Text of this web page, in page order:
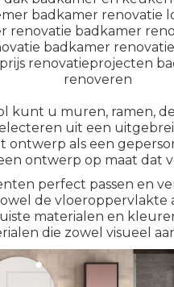
kunt u muren, ramen,
uit een
als een
ontwerp op maat dat
perfect passen en
de
materialen en
die zowel visueel